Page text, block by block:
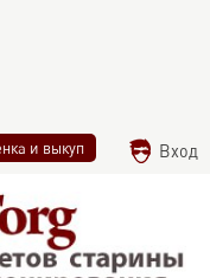
и выкуп Вход